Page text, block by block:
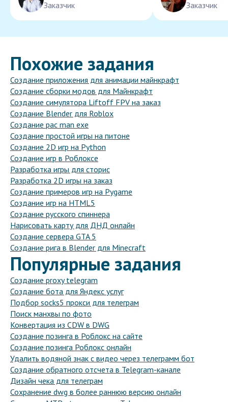
Заказчик
Заказчик
Похожие задания
Создание приложения для анимации майнкрафт
Создание сборки модов для Майнкрафт
Создание симулятора Liftoff FPV на заказ
Создание Blender для Roblox
Создание pac man exe
Создание простой игры на питоне
Создание 2D игр на Python
Создание игр в Роблоксе
Разработка игры для сторис
Разработка 2D игры на заказ
Создание примеров игр на Pygame
Создание игр на HTML5
Создание русского спиннера
Нарисовать карту для ДНД онлайн
Создание сервера GTA 5
Создание рига в Blender для Minecraft
Популярные задания
Создание proxy telegram
Создание бота для Яндекс услуг
Подбор socks5 прокси для телеграм
Поиск манхвы по фото
Конвертация из CDW в DWG
Создание позинга в Роблокс на сайте
Создание позинга Роблокс онлайн
Удалить водяной знак с видео через телеграмм бот
Создание обратного отсчета в Telegram-канале
Дизайн чека для телеграм
Сохранение dwg в более раннюю версию онлайн